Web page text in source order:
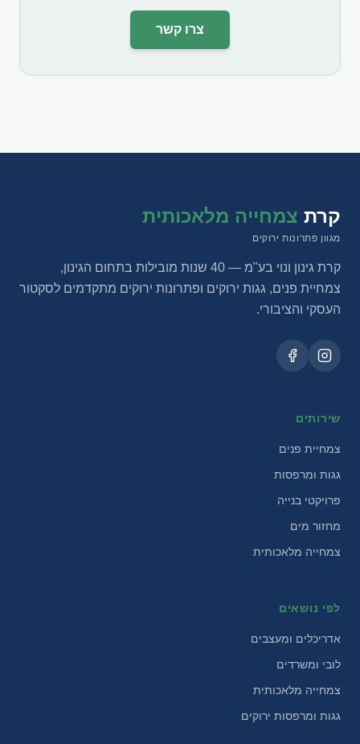
צרו קשר
קרת צמחייה מלאכותית
מגוון פתרונות ירוקים
קרת גינון ונוי בע"מ — 40 שנות מובילות בתחום הגינון,
צמחיית פנים, גגות ירוקים ופתרונות ירוקים מתקדמים לסקטור
העסקי והציבורי.
שירותים
צמחיית פנים
גגות ומרפסות
פרויקטי בנייה
מחזור מים
צמחייה מלאכותית
לפי נושאים
אדריכלים ומעצבים
לובי ומשרדים
צמחייה מלאכותית
גגות ומרפסות ירוקים